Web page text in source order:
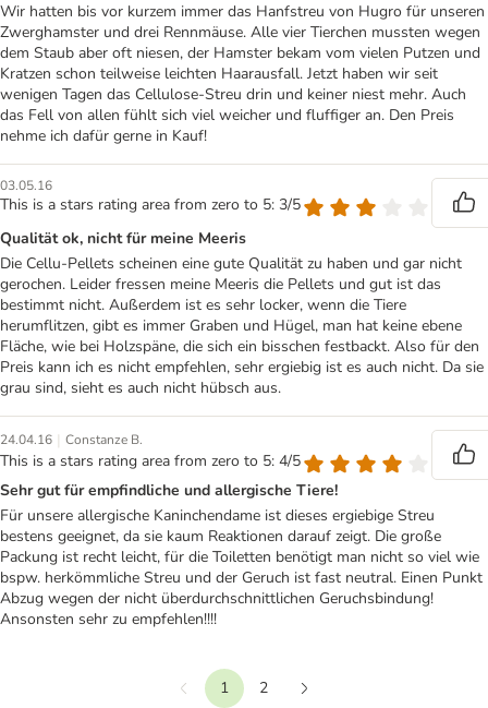
Wir hatten bis vor kurzem immer das Hanfstreu von Hugro für unseren
Zwerghamster und drei Rennmäuse. Alle vier Tierchen mussten wegen
dem Staub aber oft niesen, der Hamster bekam vom vielen Putzen und
Kratzen schon teilweise leichten Haarausfall. Jetzt haben wir seit
wenigen Tagen das Cellulose-Streu drin und keiner niest mehr. Auch
das Fell von allen fühlt sich viel weicher und fluffiger an. Den Preis
nehme ich dafür gerne in Kauf!
03.05.16
This is a stars rating area from zero to 5: 3/5
Qualität ok, nicht für meine Meeris
Die Cellu-Pellets scheinen eine gute Qualität zu haben und gar nicht
gerochen. Leider fressen meine Meeris die Pellets und gut ist das
bestimmt nicht. Außerdem ist es sehr locker, wenn die Tiere
herumflitzen, gibt es immer Graben und Hügel, man hat keine ebene
Fläche, wie bei Holzspäne, die sich ein bisschen festbackt. Also für den
Preis kann ich es nicht empfehlen, sehr ergiebig ist es auch nicht. Da sie
grau sind, sieht es auch nicht hübsch aus.
24.04.16 | Constanze B.
This is a stars rating area from zero to 5: 4/5
Sehr gut für empfindliche und allergische Tiere!
Für unsere allergische Kaninchendame ist dieses ergiebige Streu
bestens geeignet, da sie kaum Reaktionen darauf zeigt. Die große
Packung ist recht leicht, für die Toiletten benötigt man nicht so viel wie
bspw. herkömmliche Streu und der Geruch ist fast neutral. Einen Punkt
Abzug wegen der nicht überdurchschnittlichen Geruchsbindung!
Ansonsten sehr zu empfehlen!!!!
Vorherige
1
2